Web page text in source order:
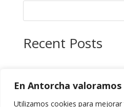
En Antorcha
Utilizamos cookies para mejorar
Recent Posts